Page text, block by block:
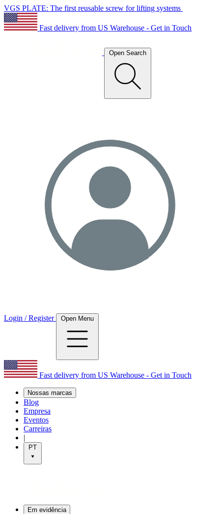
VGS PLATE: The first reusable screw for lifting systems
Fast delivery from US Warehouse - Get in Touch
Open Search
Login / Register Open Menu
Fast delivery from US Warehouse - Get in Touch
Nossas marcas
Blog
Empresa
Eventos
Carreiras
|
PT
Em evidência